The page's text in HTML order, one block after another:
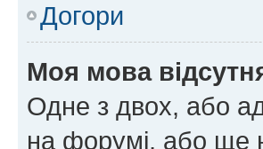
Догори
Моя мова
Одне з двох, або
на форумі, або ще